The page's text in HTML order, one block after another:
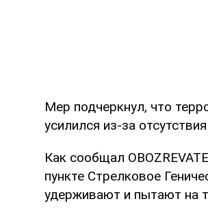
Мер подчеркнул, что
усилился из-за
Как сообщал
пункте Стрелковое
удерживают и пытают на